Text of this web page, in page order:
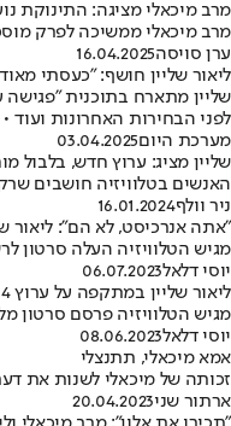
מרב מיכאלי מציגה: התינוקת
מרב מיכאלי ממשיכה לפרק
ערן סויסה16.04.2025
ליאור שליין חושף: "כעסתי
לפני הבחירות האחרונות ועוד
מערכת היום03.04.2025
שליין מציג: ערוץ חדש, בלבול
האנשים בטלוויזיה חושבים
ניר וולף16.01.2024
"אתה אנרכיסט, לא הם": ליאור
מגיש הטלוויזיה העלה סרטון
יוסי דלאל06.07.2023
ליאור שליין במתקפה על ערוץ 14: "רקדו על דם של חיילים"
מגיש הטלוויזיה פרסם סרטון
יוסי דלאל08.06.2023
אמא מיכאלי, תתנצלי
זכותה של מיכאלי לשנות את
ארתור שני20.04.2023